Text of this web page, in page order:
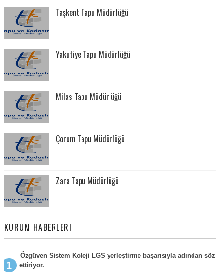
Taşkent Tapu Müdürlüğü
Yakutiye Tapu Müdürlüğü
Milas Tapu Müdürlüğü
Çorum Tapu Müdürlüğü
Zara Tapu Müdürlüğü
KURUM HABERLERI
Özgüven Sistem Koleji LGS yerleştirme başarısıyla adından söz
ettiriyor.